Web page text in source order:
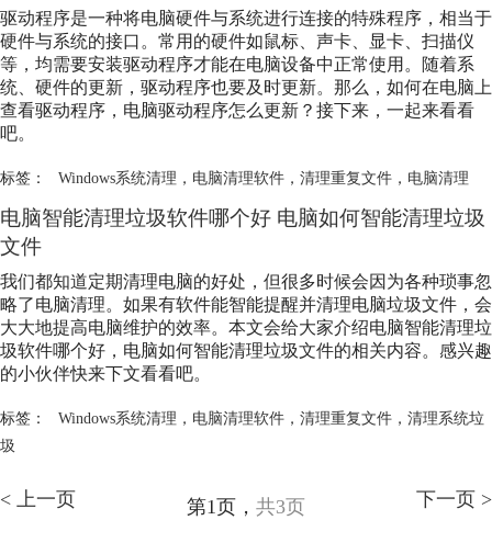
驱动程序是一种将电脑硬件与系统进行连接的特殊程序，相当于
硬件与系统的接口。常用的硬件如鼠标、声卡、显卡、扫描仪
等，均需要安装驱动程序才能在电脑设备中正常使用。随着系
统、硬件的更新，驱动程序也要及时更新。那么，如何在电脑上
查看驱动程序，电脑驱动程序怎么更新？接下来，一起来看看
吧。
标签： Windows系统清理 ， 电脑清理软件， 清理重复文件， 电脑清理
电脑智能清理垃圾软件哪个好 电脑如何智能清理垃圾
文件
我们都知道定期清理电脑的好处，但很多时候会因为各种琐事忽
略了电脑清理。如果有软件能智能提醒并清理电脑垃圾文件，会
大大地提高电脑维护的效率。本文会给大家介绍电脑智能清理垃
圾软件哪个好，电脑如何智能清理垃圾文件的相关内容。感兴趣
的小伙伴快来下文看看吧。
标签： Windows系统清理 ， 电脑清理软件， 清理重复文件， 清理系统垃
圾
< 上一页 第1页， 共3页 下一页 >